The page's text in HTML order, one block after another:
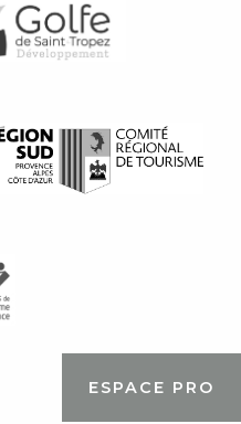
ESPACE PRO